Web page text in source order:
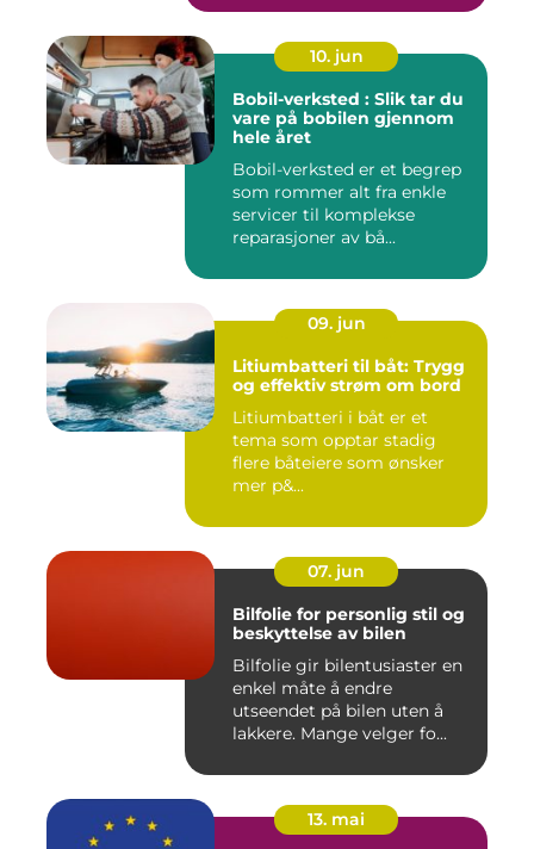
10. jun
Bobil-verksted : Slik tar du
vare på bobilen gjennom
hele året
Bobil-verksted er et begrep
som rommer alt fra enkle
servicer til komplekse
reparasjoner av bå...
09. jun
Litiumbatteri til båt: Trygg
og effektiv strøm om bord
Litiumbatteri i båt er et
tema som opptar stadig
flere båteiere som ønsker
mer p&...
07. jun
Bilfolie for personlig stil og
beskyttelse av bilen
Bilfolie gir bilentusiaster en
enkel måte å endre
utseendet på bilen uten å
lakkere. Mange velger fo...
13. mai